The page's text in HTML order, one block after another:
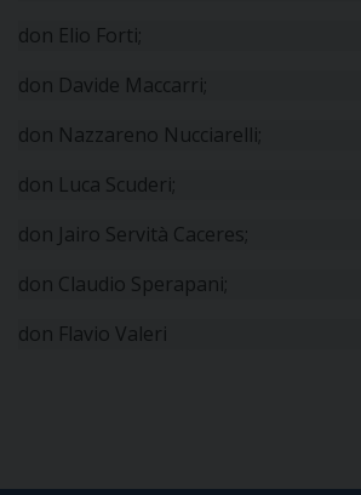
don Elio Forti;
don Davide Maccarri;
don Nazzareno Nucciarelli;
don Luca Scuderi;
don Jairo Servità Caceres;
don Claudio Sperapani;
don Flavio Valeri